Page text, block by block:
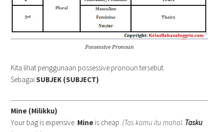
Possessive Pronoun
Kita lihat penggunaan possessive pronoun tersebut.
SebagaiSUBJEK (SUBJECT)
Mine (Milikku)
Your bag is expensive. Mine is cheap. (Tas kamu itu mahal. Tasku